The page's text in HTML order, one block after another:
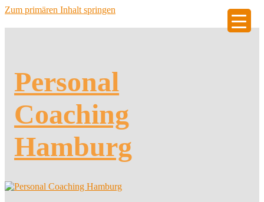
Zum primären Inhalt springen
Personal
Coaching
Hamburg